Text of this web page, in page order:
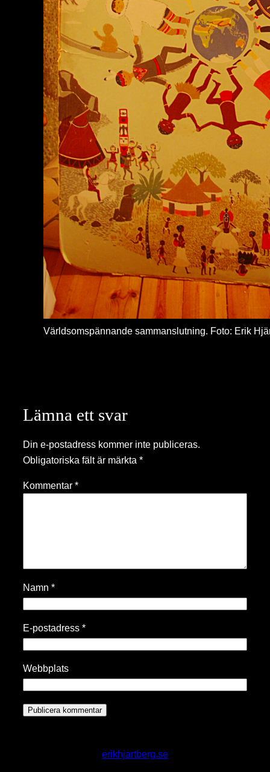
Världsomspännande sammanslutning. Foto: Erik
Lämna ett svar
Din e-postadress kommer inte publiceras.
Obligatoriska fält är märkta *
Kommentar *
Namn *
E-postadress *
Webbplats
erikhjartberg.se